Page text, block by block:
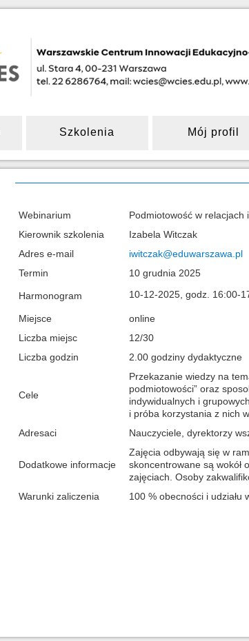
Szkolenia Mój profil
Webinarium
Podmiotowość w relacjach
Kierownik szkolenia
Izabela Witczak
Adres e-mail
iwitczak@eduwarszawa.pl
Termin
10 grudnia 2025
Harmonogram 10-12-2025, godz. 16:00-
Miejsce
online
Liczba miejsc
12/30
Liczba godzin
2.00 godziny dydaktyczne
Cele
Przekazanie wiedzy na
podmiotowości” oraz
indywidualnych i
i próba korzystania z nich
Adresaci
Nauczyciele, dyrektorzy
Dodatkowe informacje
Zajęcia odbywają się w
skoncentrowane są wokół
zajęciach. Osoby
Warunki zaliczenia
100 % obecności i udziału